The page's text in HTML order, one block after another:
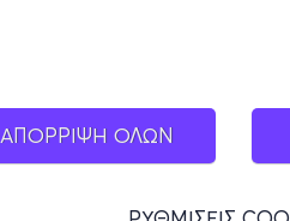
ΑΠΟΡΡΙΨΗ ΟΛΩΝ